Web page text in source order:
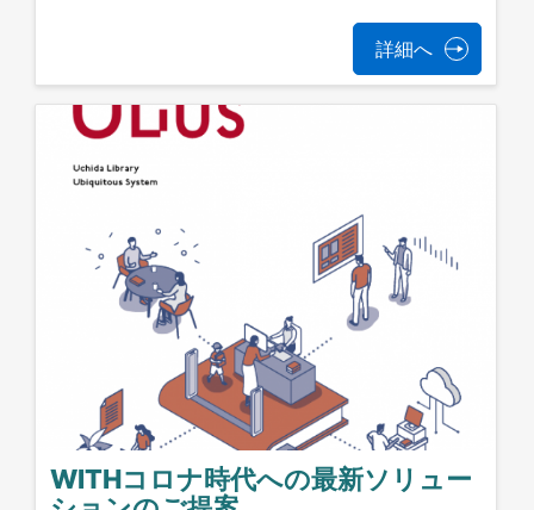
詳細へ
WITHコロナ時代への最新ソリュー